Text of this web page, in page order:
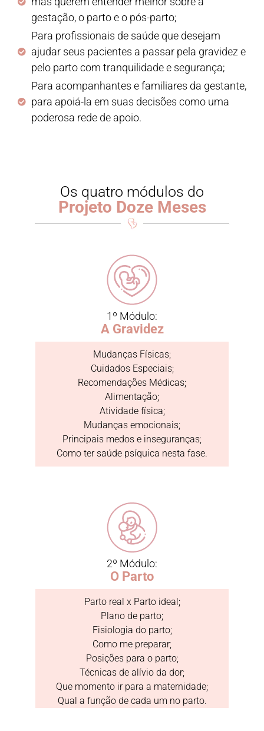
gestação, o parto e o pós-parto;
Para profissionais de saúde que desejam
ajudar seus pacientes a passar pela gravidez e
pelo parto com tranquilidade e segurança;
Para acompanhantes e familiares da gestante,
para apoiá-la em suas decisões como uma
poderosa rede de apoio.
Os quatro módulos do
Projeto Doze Meses
1º Módulo:
A Gravidez
Mudanças Físicas;
Cuidados Especiais;
Recomendações Médicas;
Alimentação;
Atividade física;
Mudanças emocionais;
Principais medos e inseguranças;
Como ter saúde psíquica nesta fase.
2º Módulo:
O Parto
Parto real x Parto ideal;
Plano de parto;
Fisiologia do parto;
Como me preparar;
Posições para o parto;
Técnicas de alívio da dor;
Que momento ir para a maternidade;
Qual a função de cada um no parto.